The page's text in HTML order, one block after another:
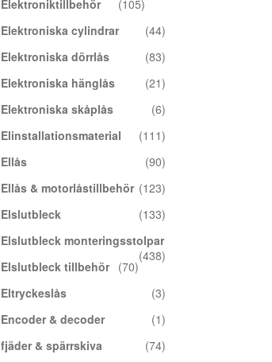
Elektroniktillbehör
(105)
Elektroniska cylindrar
(44)
Elektroniska dörrlås
(83)
Elektroniska hänglås
(21)
Elektroniska skåplås
(6)
Elinstallationsmaterial
(111)
Ellås
(90)
Ellås & motorlåstillbehör (123)
Elslutbleck
(133)
Elslutbleck monteringsstolpar
(438)
Elslutbleck tillbehör
(70)
Eltryckeslås
(3)
Encoder & decoder
(1)
fjäder & spärrskiva
(74)